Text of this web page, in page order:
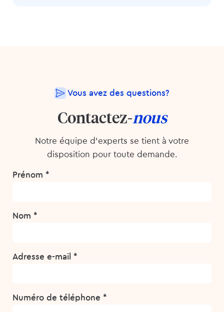
Vous avez des questions?
Contactez-nous
Notre équipe d’experts se tient à votre
disposition pour toute demande.
Prénom *
Nom *
Adresse e-mail *
Numéro de téléphone *